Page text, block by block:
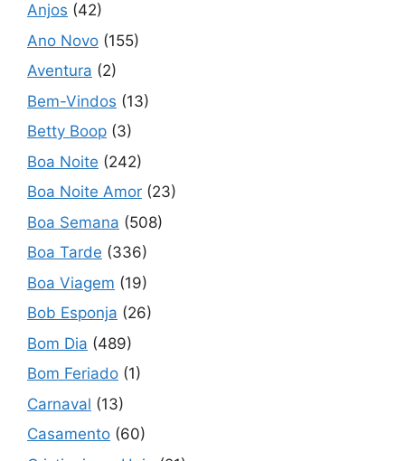
Anjos (42)
Ano Novo (155)
Aventura (2)
Bem-Vindos (13)
Betty Boop (3)
Boa Noite (242)
Boa Noite Amor (23)
Boa Semana (508)
Boa Tarde (336)
Boa Viagem (19)
Bob Esponja (26)
Bom Dia (489)
Bom Feriado (1)
Carnaval (13)
Casamento (60)